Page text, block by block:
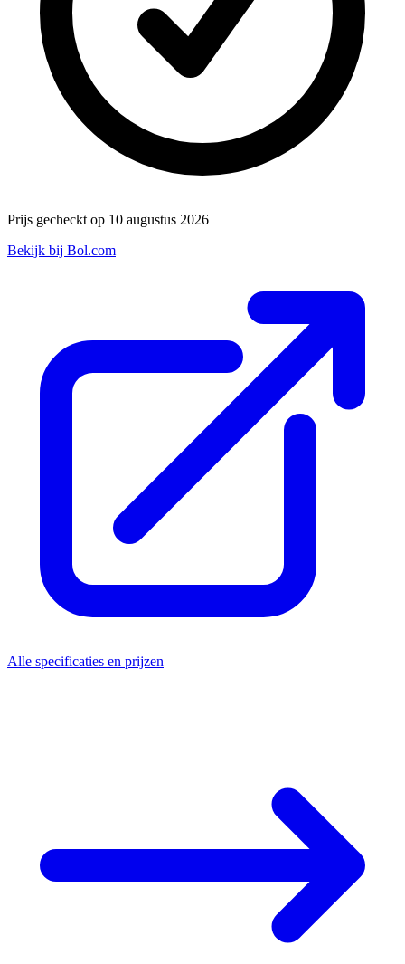
Prijs gecheckt op 10 augustus 2026
Bekijk bij Bol.com
Alle specificaties en prijzen